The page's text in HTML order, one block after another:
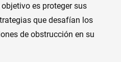
es proteger sus
que desafían los
de obstrucción en su